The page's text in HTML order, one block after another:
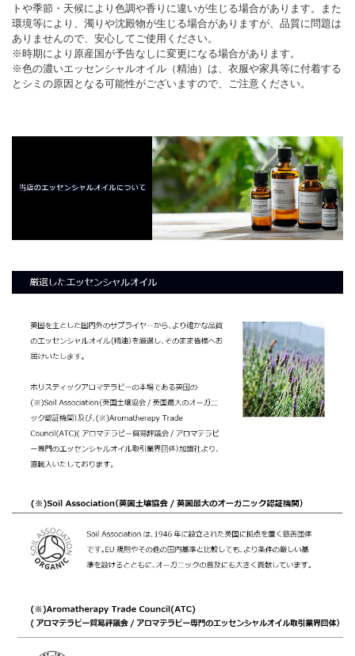
トや季節・天候により色調や香りに違いが生じる場合があります。また
環境等により、濁りや沈殿物が生じる場合がありますが、品質に問題は
ありませんので、安心してご使用ください。
※時期により原産国が予告なしに変更になる場合があります。
※色の濃いエッセンシャルオイル（精油）は、衣服や家具等に付着する
とシミの原因となる可能性がございますので、ご注意ください。